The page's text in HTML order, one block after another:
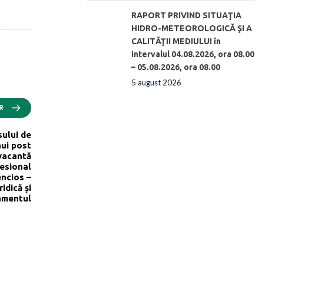
de
post
–
și
RAPORT PRIVIND SITUAŢIA
HIDRO-METEOROLOGICĂ ŞI A
CALITĂŢII MEDIULUI în
intervalul 04.08.2026, ora 08.00
– 05.08.2026, ora 08.00
5 august 2026